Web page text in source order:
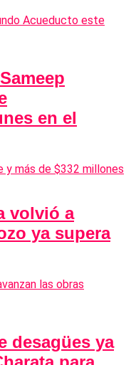
en el
volvió a
ya supera
desagües ya